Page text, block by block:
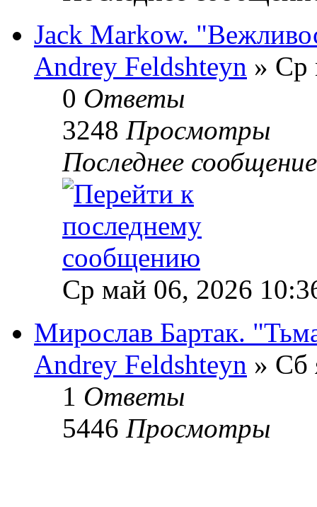
Jack Markow.
Andrey Feldshteyn » Ср
0 Ответы
3248 Просмотры
Последнее
Ср май 06, 2026
Мирослав Бартак.
Andrey Feldshteyn » Сб
1 Ответы
5446 Просмотры